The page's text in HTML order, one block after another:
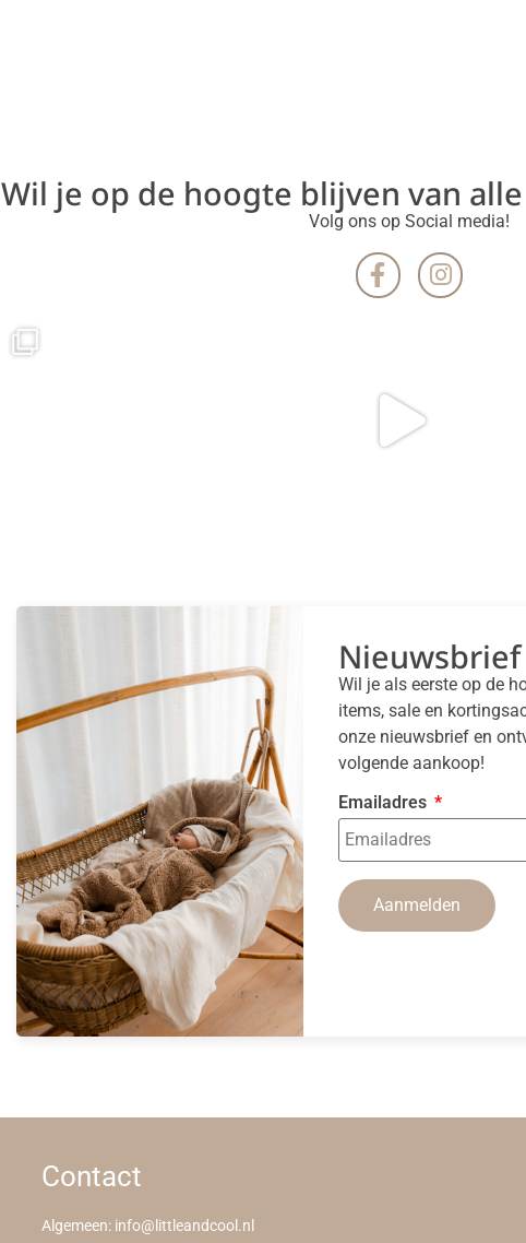
Wil je op de hoogte blijven van
Volg ons op Social media!
Nieuwsbrief
Wil je als eerste op de
items, sale en
onze nieuwsbrief en
volgende aankoop!
Emailadres
Aanmelden
Contact
Algemeen: info@littleandcool.nl